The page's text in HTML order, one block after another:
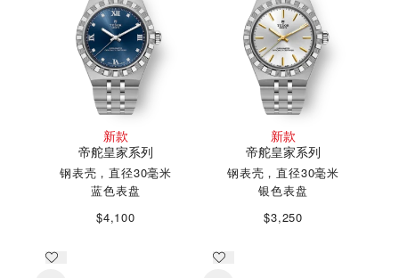
新款
帝舵皇家系列
钢表壳，直径30毫米
蓝色表盘
$4,100
新款
帝舵皇家系列
钢表壳，直径30毫米
银色表盘
$3,250